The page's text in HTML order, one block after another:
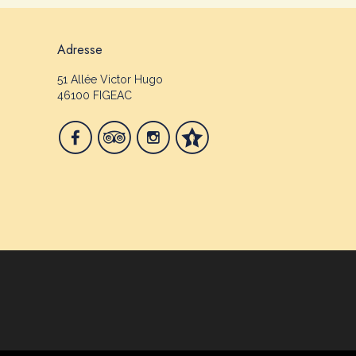
Adresse
51 Allée Victor Hugo
46100 FIGEAC